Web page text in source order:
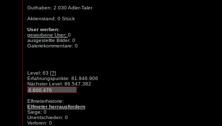
Guthaben: 2.030 Adler-Taler
Aktienstand: 0 Stück
User werben:
geworbene User: 0
ausgestellte Bilder: 0
Galeriekommentare: 0
Level: 63 [?]
Erfahrungspunkte: 81.946.906
Nächster Level: 86.547.382
Elfmeterhistorie:
Elfmeter herrausfordern
Siege: 0
Unentschieden: 0
Verloren: 0